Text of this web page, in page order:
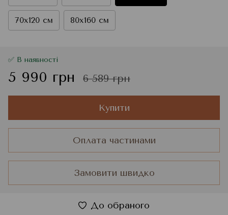
70x120 см 80x160 см
✅ В наявності
5 990 грн 6 589 грн
Купити
Оплата частинами
Замовити швидко
До обраного